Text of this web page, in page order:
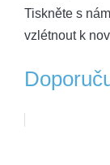
Tiskněte s
vzlétnout k